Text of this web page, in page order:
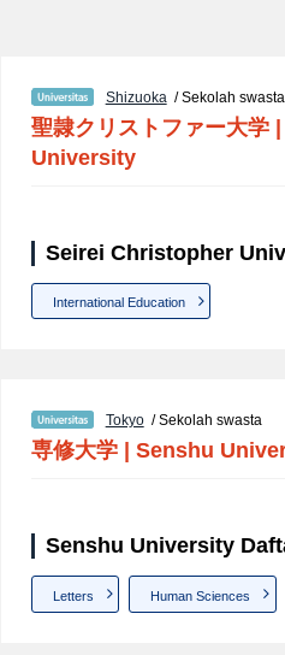
Shizuoka/ Sekolah swasta
聖隷クリストファー大学
University
Seirei Christopher
International Education
Tokyo/ Sekolah swasta
専修大学 Senshu
Senshu University
Letters Human Sciences